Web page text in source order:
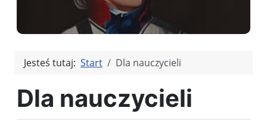
Jesteś tutaj: Start Dla nauczycieli
Dla nauczycieli